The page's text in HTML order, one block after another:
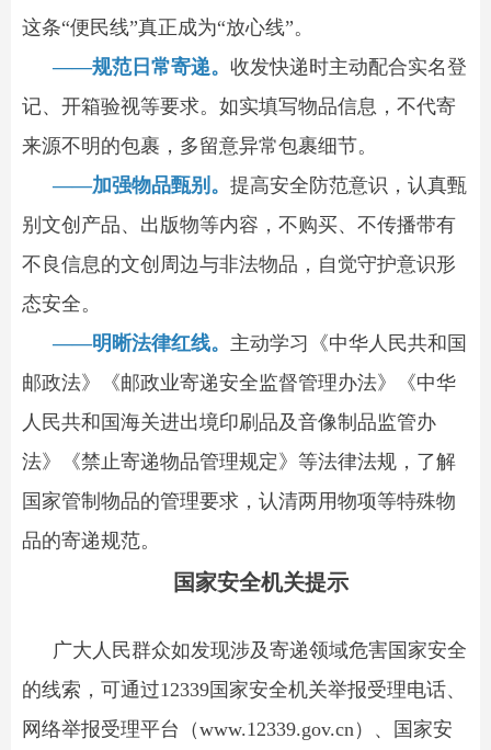
这条“便民线”真正成为“放心线”。
——规范日常寄递。 收发快递时主动配合实名登
记、开箱验视等要求。如实填写物品信息，不代寄
来源不明的包裹，多留意异常包裹细节。
——加强物品甄别。 提高安全防范意识，认真甄
别文创产品、出版物等内容，不购买、不传播带有
不良信息的文创周边与非法物品，自觉守护意识形
态安全。
——明晰法律红线。 主动学习《中华人民共和国
邮政法》《邮政业寄递安全监督管理办法》《中华
人民共和国海关进出境印刷品及音像制品监管办
法》《禁止寄递物品管理规定》等法律法规，了解
国家管制物品的管理要求，认清两用物项等特殊物
品的寄递规范。
国家安全机关提示
广大人民群众如发现涉及寄递领域危害国家安全
的线索，可通过12339国家安全机关举报受理电话、
网络举报受理平台（www.12339.gov.cn）、国家安